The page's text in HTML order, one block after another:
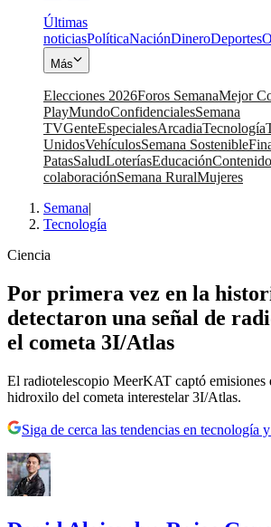
Últimas
noticiasPolíticaNaciónDineroDeportes
Más
Elecciones 2026Foros SemanaMejor
PlayMundoConfidencialesSemana
TVGenteEspecialesArcadiaTecnología
UnidosVehículosSemana Sostenible
PatasSaludLoteríasEducación
colaboraciónSemana RuralMujeres
Semana|
Tecnología
Ciencia
Por primera vez en la
detectaron una señal de
el cometa 3I/Atlas
El radiotelescopio MeerKAT captó emisiones
hidroxilo del cometa interestelar 3I/Atlas.
Siga de cerca las tendencias en tecnología